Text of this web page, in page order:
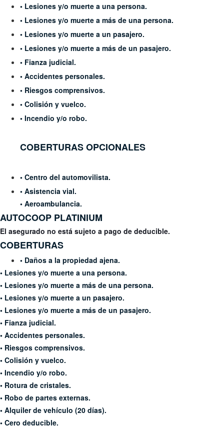
• Lesiones y/o muerte a una persona.
• Lesiones y/o muerte a más de una persona.
• Lesiones y/o muerte a un pasajero.
• Lesiones y/o muerte a más de un pasajero.
• Fianza judicial.
• Accidentes personales.
• Riesgos comprensivos.
• Colisión y vuelco.
• Incendio y/o robo.
COBERTURAS OPCIONALES
• Centro del automovilista.
• Asistencia vial.
• Aeroambulancia.
AUTOCOOP PLATINIUM
El asegurado no está sujeto a pago de deducible.
COBERTURAS
• Daños a la propiedad ajena.
• Lesiones y/o muerte a una persona.
• Lesiones y/o muerte a más de una persona.
• Lesiones y/o muerte a un pasajero.
• Lesiones y/o muerte a más de un pasajero.
• Fianza judicial.
• Accidentes personales.
• Riesgos comprensivos.
• Colisión y vuelco.
• Incendio y/o robo.
• Rotura de cristales.
• Robo de partes externas.
• Alquiler de vehículo (20 días).
• Cero deducible.